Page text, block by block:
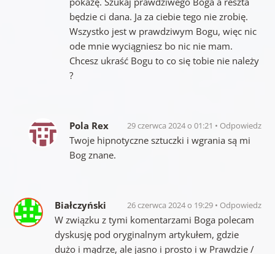
będzie ci dana. Ja za ciebie tego nie zrobię.
Wszystko jest w prawdziwym Bogu, więc nic
ode mnie wyciągniesz bo nic nie mam.
Chcesz ukraść Bogu to co się tobie nie należy
?
Pola Rex 29 czerwca 2024 o 01:21 Odpowiedz
Twoje hipnotyczne sztuczki i wgrania są mi
Bog znane.
Białczyński 26 czerwca 2024 o 19:29 Odpowiedz
W związku z tymi komentarzami Boga polecam
dyskusję pod oryginalnym artykułem, gdzie
dużo i mądrze, ale jasno i prosto i w Prawdzie /